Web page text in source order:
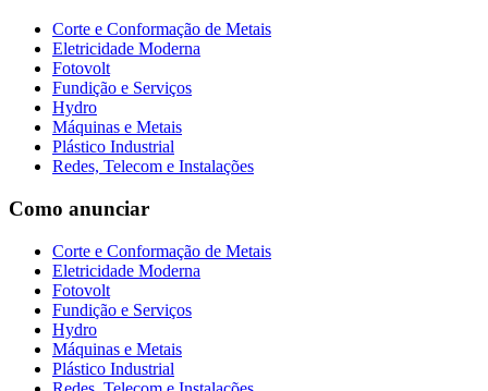
Corte e Conformação de Metais
Eletricidade Moderna
Fotovolt
Fundição e Serviços
Hydro
Máquinas e Metais
Plástico Industrial
Redes, Telecom e Instalações
Como anunciar
Corte e Conformação de Metais
Eletricidade Moderna
Fotovolt
Fundição e Serviços
Hydro
Máquinas e Metais
Plástico Industrial